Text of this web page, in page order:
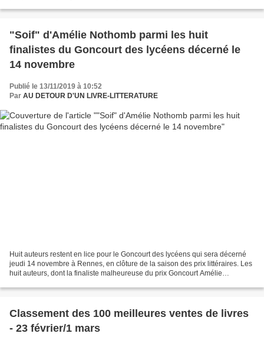
"Soif" d'Amélie Nothomb parmi les huit
finalistes du Goncourt des lycéens décerné le
14 novembre
Publié le 13/11/2019 à 10:52
Par AU DETOUR D'UN LIVRE-LITTERATURE
Huit auteurs restent en lice pour le Goncourt des lycéens qui sera décerné
jeudi 14 novembre à Rennes, en clôture de la saison des prix littéraires. Les
huit auteurs, dont la finaliste malheureuse du prix Goncourt Amélie
Classement des 100 meilleures ventes de livres
- 23 février/1 mars